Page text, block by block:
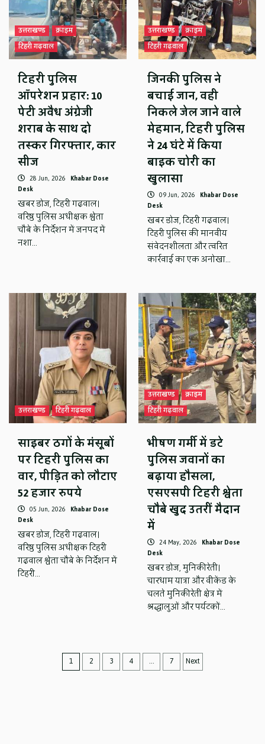
उत्तराखण्ड
क्राइम
टिहरी गढ़वाल
टिहरी पुलिस
ऑपरेशन प्रहार: 10
पेटी अवैध अंग्रेजी
शराब के साथ दो
तस्कर गिरफ्तार, कार
सीज
28 Jun, 2026 Khabar Dose
Desk
खबर डोज, टिहरी गढ़वाल।
वरिष्ठ पुलिस अधीक्षक श्वेता
चौबे के निर्देशन में जनपद में
नशा…
उत्तराखण्ड
क्राइम
टिहरी गढ़वाल
जिनकी पुलिस ने
बचाई जान, वही
निकले जेल जाने वाले
मेहमान, टिहरी पुलिस
ने 24 घंटे में किया
बाइक चोरी का
खुलासा
09 Jun, 2026 Khabar Dose
Desk
खबर डोज, टिहरी गढ़वाल।
टिहरी पुलिस की मानवीय
संवेदनशीलता और त्वरित
कार्रवाई का एक अनोखा…
उत्तराखण्ड टिहरी गढ़वाल
साइबर ठगों के मंसूबों
पर टिहरी पुलिस का
वार, पीड़ित को लौटाए
52 हजार रुपये
05 Jun, 2026 Khabar Dose
Desk
खबर डोज, टिहरी गढ़वाल।
वरिष्ठ पुलिस अधीक्षक टिहरी
गढ़वाल श्वेता चौबे के निर्देशन में
टिहरी…
उत्तराखण्ड
क्राइम
टिहरी गढ़वाल
भीषण गर्मी में डटे
पुलिस जवानों का
बढ़ाया हौसला,
एसएसपी टिहरी श्वेता
चौबे खुद उतरीं मैदान
में
24 May, 2026 Khabar Dose
Desk
खबर डोज, मुनिकीरेती।
चारधाम यात्रा और वीकेंड के
चलते मुनिकीरेती क्षेत्र में
श्रद्धालुओं और पर्यटकों…
Posts
navigation
1 2 3 4 … 7 Next